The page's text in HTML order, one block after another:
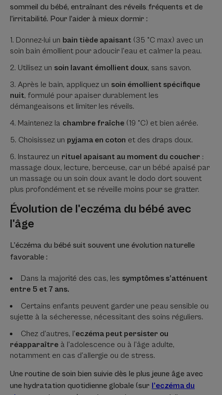
sommeil du bébé, entraînant des réveils fréquents et de
l’irritabilité. Pour l’aider à mieux dormir :
Donnez-lui un bain tiède apaisant (35 °C max) avec un
soin bain émollient pour adoucir l’eau et calmer la peau.
Utilisez un soin lavant émollient doux, sans savon.
Après le bain, appliquez un soin émollient spécifique
nuit, formulé pour apaiser durablement les
démangeaisons et limiter les réveils.
Maintenez la chambre fraîche (19 °C) et bien aérée.
Choisissez un pyjama en coton et des draps doux.
Instaurez un rituel apaisant au moment du coucher :
massage doux, lecture, berceuse, car un bébé apaisé par
un massage ou un soin doux avant le dodo dort souvent
plus profondément et se réveille moins pour se gratter.
Évolution de l'eczéma du bébé avec
l'âge
L’éczéma du bébé suit souvent une évolution naturelle
favorable :
Dans la majorité des cas, les symptômes s’atténuent
entre 5 et 7 ans.
Certains enfants peuvent garder une peau sensible ou
sujette à la sécheresse, nécessitant des soins réguliers.
Chez d’autres, l’eczéma peut persister ou
réapparaître à l’adolescence ou à l’âge adulte,
notamment en cas d’allergie ou de stress.
Une routine de soin bien suivie dès le plus jeune âge avec
une hydratation quotidienne globale (sur l’eczéma du